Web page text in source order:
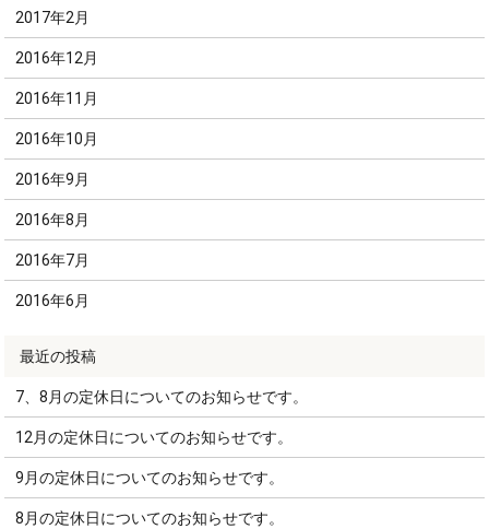
2017年2月
2016年12月
2016年11月
2016年10月
2016年9月
2016年8月
2016年7月
2016年6月
7、8月の定休日についてのお知らせです。
12月の定休日についてのお知らせです。
9月の定休日についてのお知らせです。
8月の定休日についてのお知らせです。